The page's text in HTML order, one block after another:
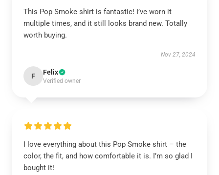
This Pop Smoke shirt is fantastic! I’ve worn it
multiple times, and it still looks brand new. Totally
worth buying.
Nov 27, 2024
F Felix
Verified owner
I love everything about this Pop Smoke shirt – the
color, the fit, and how comfortable it is. I’m so glad I
bought it!